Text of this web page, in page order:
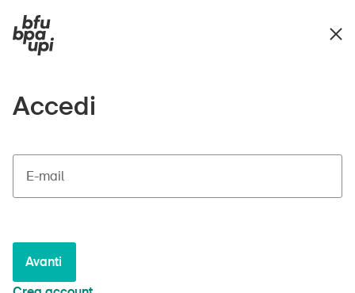
Accedi
E-mail
Avanti